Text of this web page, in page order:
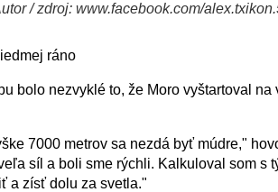
/ zdroj: www.facebook.com/
ráno
bolo nezvyklé to, že Moro vyštartoval na
7000 metrov sa nezdá byť múdre,"
síl a boli sme rýchli. Kalkuloval som s
a zísť dolu za svetla."